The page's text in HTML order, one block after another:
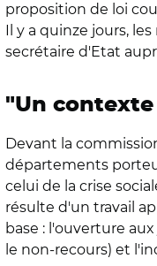
proposition de loi
Il y a quinze jours,
secrétaire d'Etat
"Un
Devant la
départements
celui de la crise
résulte d'un travail
base : l'ouverture
le non-recours) et